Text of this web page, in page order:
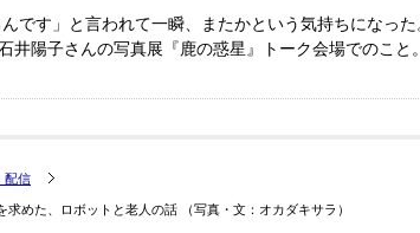
です」と言われて一瞬、またかという気持ちになった
井陽子さんの写真展『鹿の惑星』トーク会場でのこと
配信
た、ロボットと老人の話 （写真・文：オカダキサラ）